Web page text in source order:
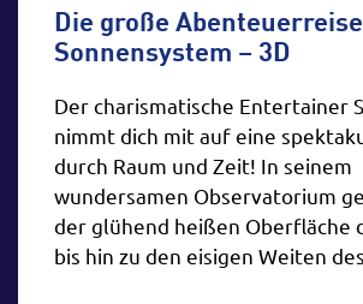
Die große
Sonnensystem – 3D
Der charismatische Entertainer
nimmt dich mit auf eine
durch Raum und Zeit! In seinem
wundersamen Observatorium
der glühend heißen Oberfläche
bis hin zu den eisigen Weiten